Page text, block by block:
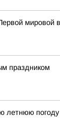
мировой
праздником
летнюю погоду